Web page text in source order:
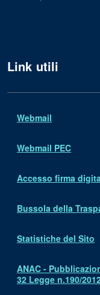
Link utili
Webmail
Webmail PEC
Accesso firma
Bussola della
Statistiche del Sito
ANAC -
32 Legge n.190/